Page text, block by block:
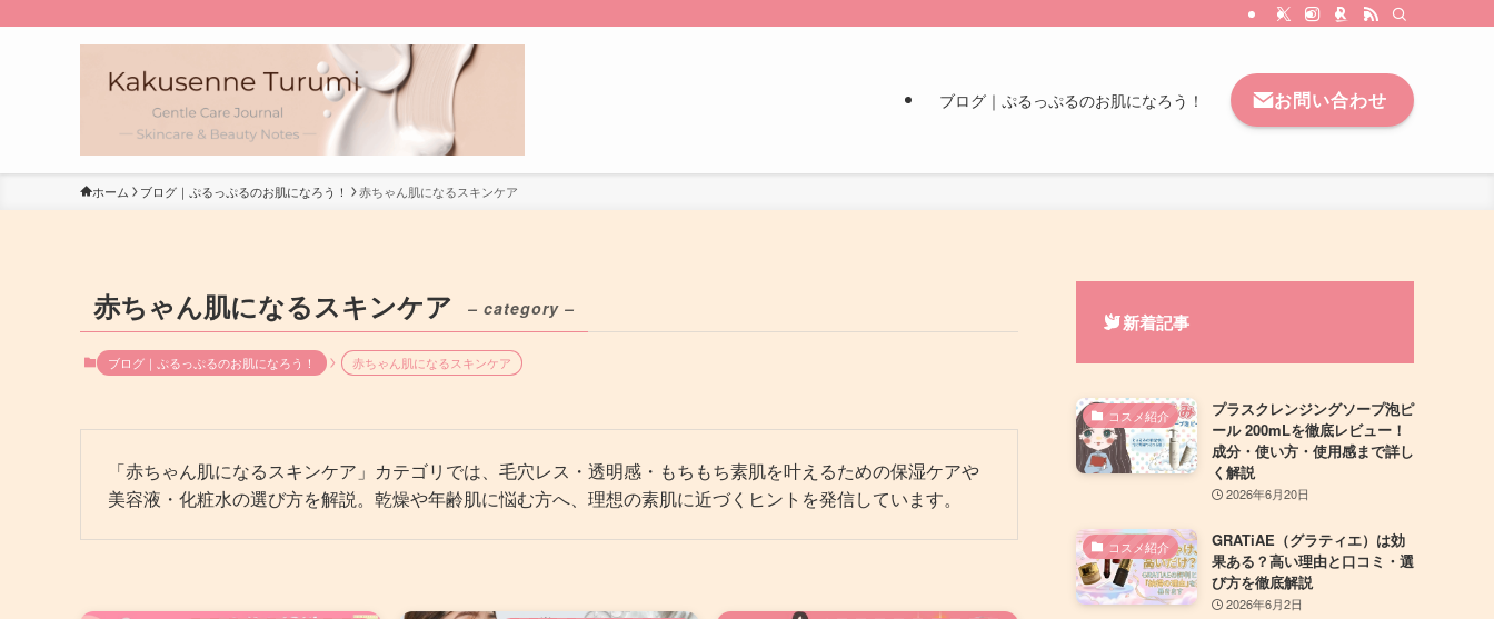
ブログ｜ぷるっぷるのお肌になろう！ お問い合わせ
ホーム ブログ｜ぷるっぷるのお肌になろう！ 赤ちゃん肌になるスキンケア
赤ちゃん肌になるスキンケア – category –
ブログ｜ぷるっぷるのお肌になろう！ 赤ちゃん肌になるスキンケア
「赤ちゃん肌になるスキンケア」カテゴリでは、毛穴レス・透明感・もちもち素肌を叶えるための保湿ケアや
美容液・化粧水の選び方を解説。乾燥や年齢肌に悩む方へ、理想の素肌に近づくヒントを発信しています。
新着記事
コスメ紹介
プラスクレンジングソープ泡ピ
ール 200mLを徹底レビュー！
成分・使い方・使用感まで詳し
く解説
2026年6月20日
コスメ紹介
GRATiAE（グラティエ）は効
果ある？高い理由と口コミ・選
び方を徹底解説
2026年6月2日